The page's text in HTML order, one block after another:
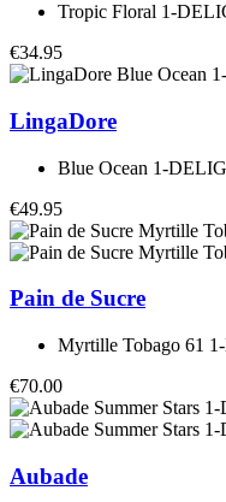
Tropic Floral 1-
€34.95
LingaDore
Blue Ocean 1-
€49.95
Pain de Sucre
Myrtille Tobago 61
€70.00
Aubade